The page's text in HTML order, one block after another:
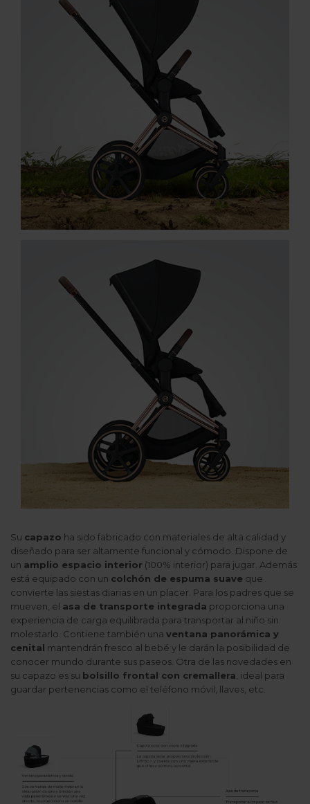
Su capazo ha sido fabricado con materiales de alta calidad y
diseñado para ser altamente funcional y cómodo. Dispone de
un amplio espacio interior (100% interior) para jugar. Además
está equipado con un colchón de espuma suave que
convierte las siestas diarias en un placer. Para los padres que se
mueven, el asa de transporte integrada proporciona una
experiencia de carga equilibrada para transportar al niño sin
molestarlo. Contiene también una ventana panorámica y
cenital mantendrán fresco al bebé y le darán la posibilidad de
conocer mundo durante sus paseos. Otra de las novedades en
su capazo es su bolsillo frontal con cremallera , ideal para
guardar pertenencias como el teléfono móvil, llaves, etc.